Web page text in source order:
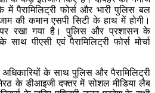
पैरामिलिट्री फोर्स और भारी पुलिस बल
की कमान एसपी सिटी के हाथ में होगी।
पर रखा गया है। पुलिस और प्रशासन के
पीएसी एवं पैरामिलिट्री फोर्स मोर्चा
के साथ पुलिस और पैरामिलिट्री
के डीआइजी दफ्तर में सोशल मीडिया लैब